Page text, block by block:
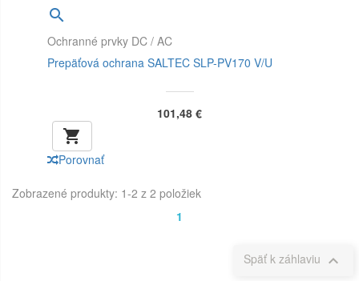

Ochranné prvky DC / AC
Prepäťová ochrana SALTEC SLP-PV170 V/U
101,48 €

Porovnať
Zobrazené produkty: 1-2 z 2 položiek
1
Späť k záhlaviu 